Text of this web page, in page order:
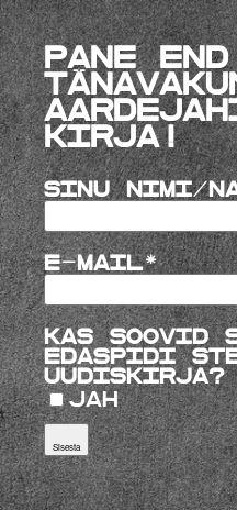
Pane end
kirja!
Sinu nimi/
E-mail
Kas soovid
edaspidi
uudiskirja?
Jah